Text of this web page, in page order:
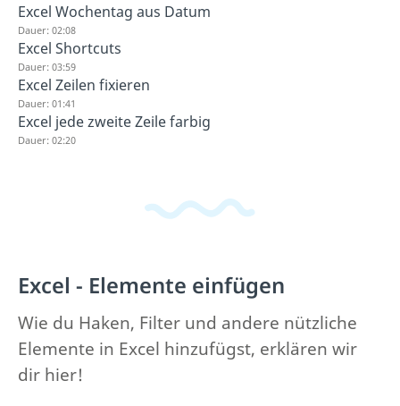
Excel Wochentag aus Datum
Dauer: 02:08
Excel Shortcuts
Dauer: 03:59
Excel Zeilen fixieren
Dauer: 01:41
Excel jede zweite Zeile farbig
Dauer: 02:20
Excel - Elemente einfügen
Wie du Haken, Filter und andere nützliche
Elemente in Excel hinzufügst, erklären wir
dir hier!